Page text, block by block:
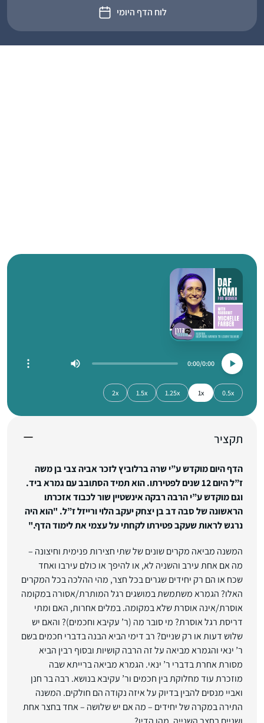
לוח הדף היומי
0:00
0:00
0.5x
1x
1.25x
1.5x
2x
תקציר
הדף היום מוקדש ע”י שרה ברלוביץ לזכר אביה צבי בן משה
ז”ל היום 12 שנים לפטירתו. הוא תמיד הסתובב עם גמרא ביד.
וגם מוקדש ע”י הרבה רבקה אינשטיין שור לכבוד אזכרתו
הראשונה של סבה דב בן יצחק יעקב הלוי ורייזל ז”ל. "הוא היה
נרגש לראות שעקב פטירתו לקחתי על עצמי את לימוד הדף."
המשנה מביאה מקרים שונים של שתי חצירות פנימית וחיצונה –
מה אם אחת עירב והשניה לא, או להיפך או כולם עירבו ואחד
שכח או הם רק יחידים שגרים בכל חצר, מהי ההלכה בכל המקרים
האלו? הגמרא משתמשת במושגים רגל המותרת/אסורה במקומה
אוסרת/אינה אוסרת שלא במקומה. במלים אחרות, האם ומתי
דריסת רגל אוסרת? מי סובר מה (ר’ עקיבא וחכמים)? והאם יש
שלוש דעות או רק שניים? רב דימי הביא הבנה בדברי חכמים בשם
ר’ ינאי והגמרא מביאה על זה הרבה קושיות ובסוף רבין הביא
מסורת אחרת בדברי ר’ ינאי. הגמרא מביאה ברייתא שבה
מוזכרת עוד מחלוקת בין חכמים ור’ עקיבא בנושא. רבה בר חנן
ואביי מנסים להבין בדיוק על איזה נקודה הם חולקים. המשנה
התירה במקרה של יחידים – מה אם יש שלושה – אחד בחצר אחת